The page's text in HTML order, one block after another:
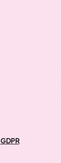
GDPR